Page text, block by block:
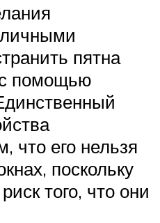
пятна
помощью
что его нельзя
поскольку
того, что они